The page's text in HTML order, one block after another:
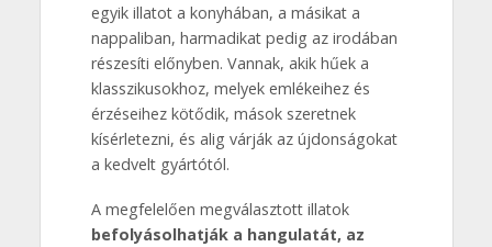
egyik illatot a konyhában, a másikat a
nappaliban, harmadikat pedig az irodában
részesíti előnyben. Vannak, akik hűek a
klasszikusokhoz, melyek emlékeihez és
érzéseihez kötődik, mások szeretnek
kísérletezni, és alig várják az újdonságokat
a kedvelt gyártótól.
A megfelelően megválasztott illatok
befolyásolhatják a hangulatát, az